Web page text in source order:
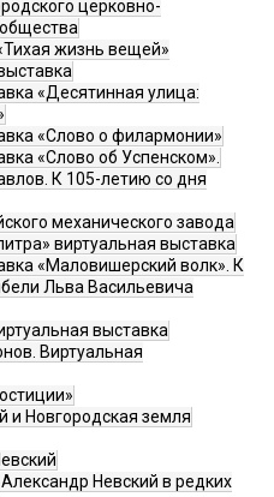
церковно-
жизнь вещей»
«Десятинная улица:
«Слово о филармонии»
«Слово об Успенском».
К 105-летию со дня
механического завода
виртуальная выставка
«Маловишерский волк». К
Льва Васильевича
выставка
Виртуальная
и Новгородская земля
Невский в редких